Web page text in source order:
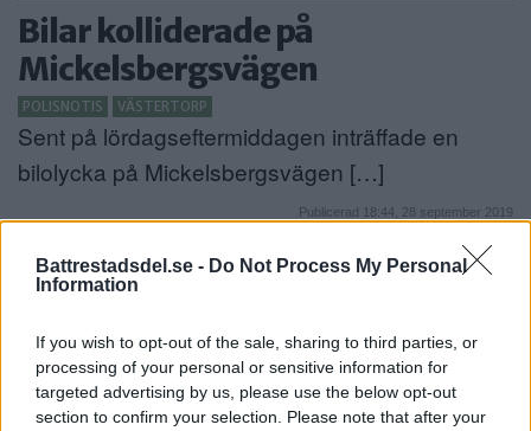
Battrestadsdel.se - Do Not Process My Personal
Information
If you wish to opt-out of the sale, sharing to third parties, or
processing of your personal or sensitive information for
targeted advertising by us, please use the below opt-out
section to confirm your selection. Please note that after your
Bilar kolliderade på
Mickelsbergsvägen
POLISNOTIS VÄSTERTORP
Sent på lördagseftermiddagen inträffade en
bilolycka på Mickelsbergsvägen […]
Publicerad 18:44, 28 september 2019
Bilist använde mobiltelefon –
orsakade kollision
GRÖNDAL
På fredagseftermiddagen krockade två bilar på
Essingeleden vid […]